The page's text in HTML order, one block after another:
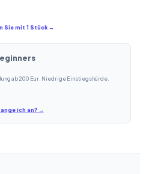
Sie mit 1 Stück →
ab 200 Eur. Niedrige Einstiegshürde.
ich an? →